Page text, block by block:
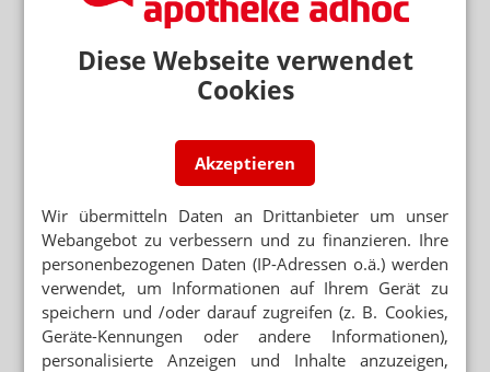
Diese Webseite verwendet
Cookies
Akzeptieren
Wir übermitteln Daten an Drittanbieter um unser
Webangebot zu verbessern und zu finanzieren. Ihre
personenbezogenen Daten (IP-Adressen o.ä.) werden
verwendet, um Informationen auf Ihrem Gerät zu
speichern und /oder darauf zugreifen (z. B. Cookies,
Geräte-Kennungen oder andere Informationen),
personalisierte Anzeigen und Inhalte anzuzeigen,